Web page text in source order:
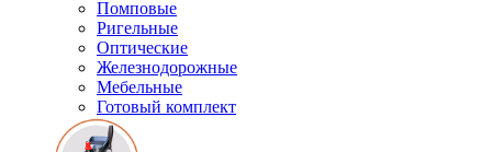
Помповые
Ригельные
Оптические
Железнодорожные
Мебельные
Готовый комплект